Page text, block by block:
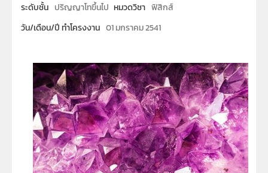
ระดับชั้น ปริญญาโทขึ้นไป หมวดวิชา ฟิสิกส์
วัน/เดือน/ปี ทำโครงงาน 01 มกราคม 2541